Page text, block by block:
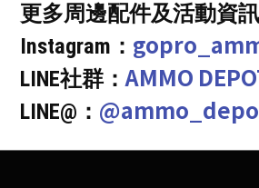
更多周邊配件及活動資
Instagram：
LINE社群：AMMO
LINE@：